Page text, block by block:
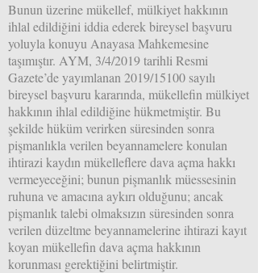
Bunun üzerine mükellef, mülkiyet hakkının
ihlal edildiğini iddia ederek bireysel başvuru
yoluyla konuyu Anayasa Mahkemesine
taşımıştır. AYM, 3/4/2019 tarihli Resmi
Gazete’de yayımlanan 2019/15100 sayılı
bireysel başvuru kararında, mükellefin mülkiyet
hakkının ihlal edildiğine hükmetmiştir. Bu
şekilde hüküm verirken süresinden sonra
pişmanlıkla verilen beyannamelere konulan
ihtirazi kaydın mükelleflere dava açma hakkı
vermeyeceğini; bunun pişmanlık müessesinin
ruhuna ve amacına aykırı olduğunu; ancak
pişmanlık talebi olmaksızın süresinden sonra
verilen düzeltme beyannamelerine ihtirazi kayıt
koyan mükellefin dava açma hakkının
korunması gerektiğini belirtmiştir.